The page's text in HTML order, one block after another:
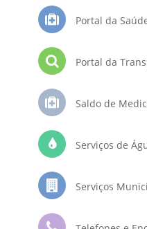
Portal da
Portal da
Saldo de
Serviços de
Serviços